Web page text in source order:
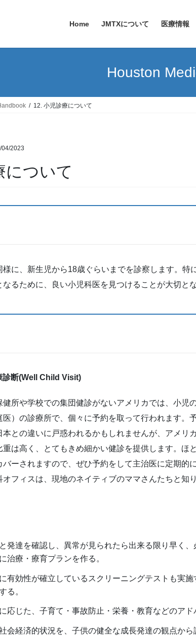
Home JMTXについて 医療情報
Houston
12. 小児診療について
04/2023
について
に、新生児から18歳ぐらいまでを診察します。特
るために、良い小児科医を見つけることが大切とな
診断(Well Child Visit)
健所や学校での集団健診がないアメリカでは、小児
）の診療所で、個々に予約を取って行われます。
との違いに戸惑われるかもしれませんが、アメリ
は高く、とてもきめ細かい健診を提供します。ほ
ーされますので、ぜひ予約をして主治医に定期的
フィスは、現地のネイティブのママさんたちと知
発達を確認し、異常が見られたら出来る限り早く
治療・療育プランを作る。
有効性が確立しているスクリーニングテストも実
る。
応じた、子育て・事故防止・栄養・教育などのアド
会経済的状況を、子供の健全な成長発達の観点から